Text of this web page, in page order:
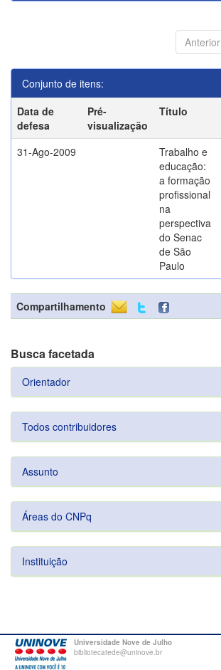
Anterior
Conjunto de itens:
Data de
defesa
Pré-
visualização
Título
31-Ago-2009
Trabalho e
educação:
a formação
profissional
na
perspectiva
do Senac
de São
Paulo
Compartilhamento
Busca facetada
Orientador
Todos contribuidores
Assunto
Áreas do CNPq
Instituição
Universidade Nove de Julho
bibliotecatede@uninove.br